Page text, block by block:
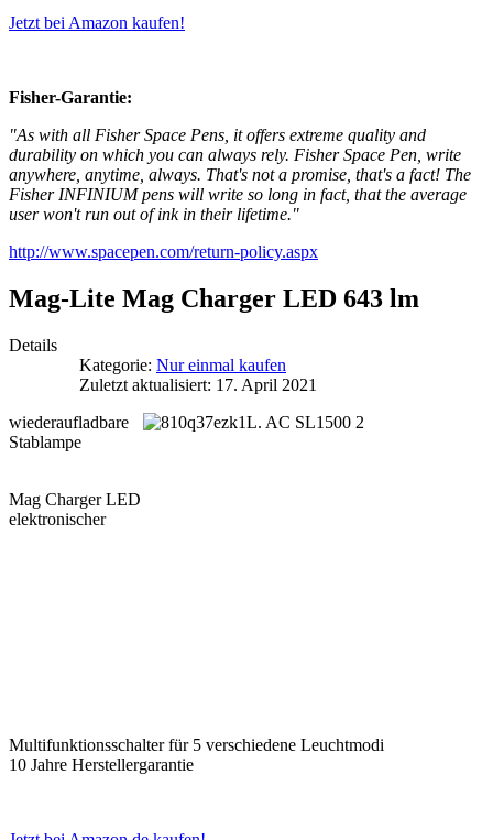
Jetzt bei Amazon kaufen!
Fisher-Garantie:
"As with all Fisher Space Pens, it offers extreme quality and
durability on which you can always rely. Fisher Space Pen, write
anywhere, anytime, always. That's not a promise, that's a fact! The
Fisher INFINIUM pens will write so long in fact, that the average
user won't run out of ink in their lifetime."
http://www.spacepen.com/return-policy.aspx
Mag-Lite Mag Charger LED 643 lm
Details
Kategorie: Nur einmal kaufen
Zuletzt aktualisiert: 17. April 2021
wiederaufladbare
Stablampe
Mag Charger LED
elektronischer
Multifunktionsschalter für 5 verschiedene Leuchtmodi
10 Jahre Herstellergarantie